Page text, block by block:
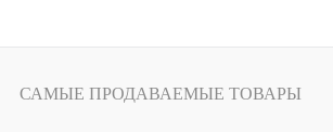
Сравнение
САМЫЕ ПРОДАВАЕМЫЕ ТОВАРЫ